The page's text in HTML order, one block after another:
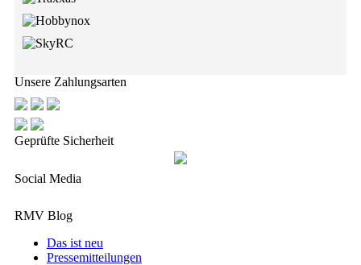
Unsere Zahlungsarten
Geprüfte Sicherheit
Social Media
RMV Blog
Das ist neu
Pressemitteilungen